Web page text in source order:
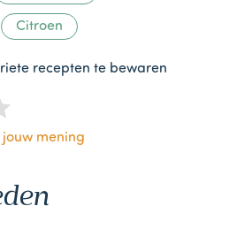
Citroen
recepten te bewaren
jouw mening